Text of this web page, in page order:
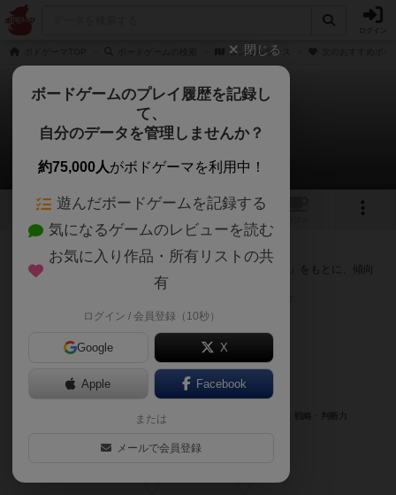
コンセルヴァス
コンセルヴァス
次のおすすめボードゲーム
1 1
『コンセルヴァス』が好きな方へのおすすめ
このゲームのトップページで投票された「プレイ感の評価」をもとに、傾向
が近いボードゲームをランキング形式で紹介します。
閉じる
ボードゲームのプレイ履歴を記録し
て、
自分のデータを管理しませんか？
約75,000人がボドゲーマを利用中！
遊んだボードゲームを記録する
気になるゲームのレビューを読む
お気に入り作品・所有リストの共
有
ログイン / 会員登録（10秒）
Google X
Apple Facebook
または
メールで会員登録